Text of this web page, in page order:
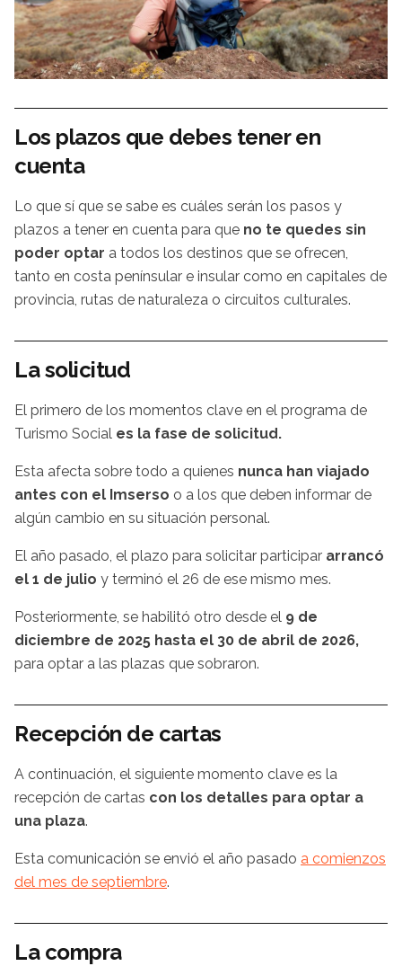
Los plazos que debes tener en
cuenta
Lo que sí que se sabe es cuáles serán los pasos y
plazos a tener en cuenta para que no te quedes sin
poder optar a todos los destinos que se ofrecen,
tanto en costa penínsular e insular como en capitales de
provincia, rutas de naturaleza o circuitos culturales.
La solicitud
El primero de los momentos clave en el programa de
Turismo Social es la fase de solicitud.
Esta afecta sobre todo a quienes nunca han viajado
antes con el Imserso o a los que deben informar de
algún cambio en su situación personal.
El año pasado, el plazo para solicitar participar arrancó
el 1 de julio y terminó el 26 de ese mismo mes.
Posteriormente, se habilitó otro desde el 9 de
diciembre de 2025 hasta el 30 de abril de 2026,
para optar a las plazas que sobraron.
Recepción de cartas
A continuación, el siguiente momento clave es la
recepción de cartas con los detalles para optar a
una plaza.
Esta comunicación se envió el año pasado a comienzos
del mes de septiembre.
La compra